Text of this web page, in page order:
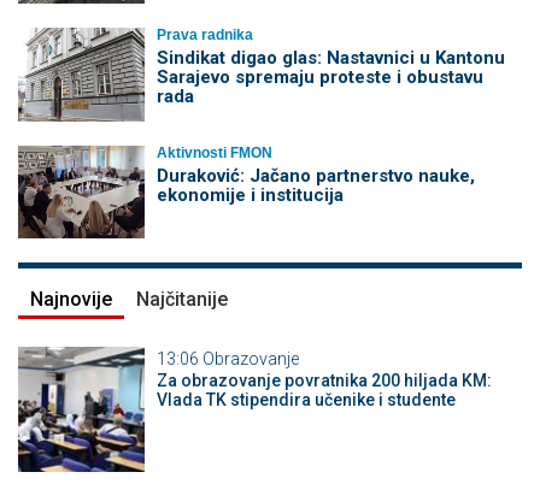
Prava radnika
Sindikat digao glas: Nastavnici u Kantonu
Sarajevo spremaju proteste i obustavu
rada
Aktivnosti FMON
Duraković: Jačano partnerstvo nauke,
ekonomije i institucija
Najnovije Najčitanije
13:06 Obrazovanje
Za obrazovanje povratnika 200 hiljada KM:
Vlada TK stipendira učenike i studente